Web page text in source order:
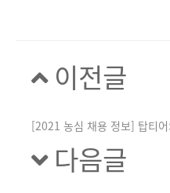
이전글
[2021 농심 채용 정보] 탑티
다음글